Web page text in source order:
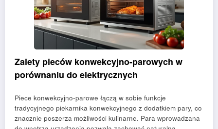
Zalety pieców konwekcyjno-parowych w
porównaniu do elektrycznych
Piece konwekcyjno-parowe łączą w sobie funkcje
tradycyjnego piekarnika konwekcyjnego z dodatkiem pary, co
znacznie poszerza możliwości kulinarne. Para wprowadzana